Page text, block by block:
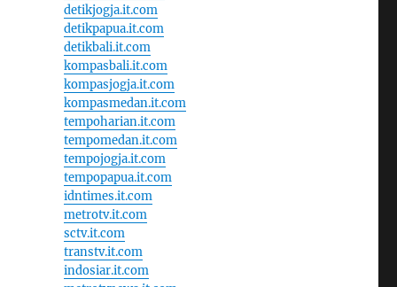
detikjogja.it.com
detikpapua.it.com
detikbali.it.com
kompasbali.it.com
kompasjogja.it.com
kompasmedan.it.com
tempoharian.it.com
tempomedan.it.com
tempojogja.it.com
tempopapua.it.com
idntimes.it.com
metrotv.it.com
sctv.it.com
transtv.it.com
indosiar.it.com